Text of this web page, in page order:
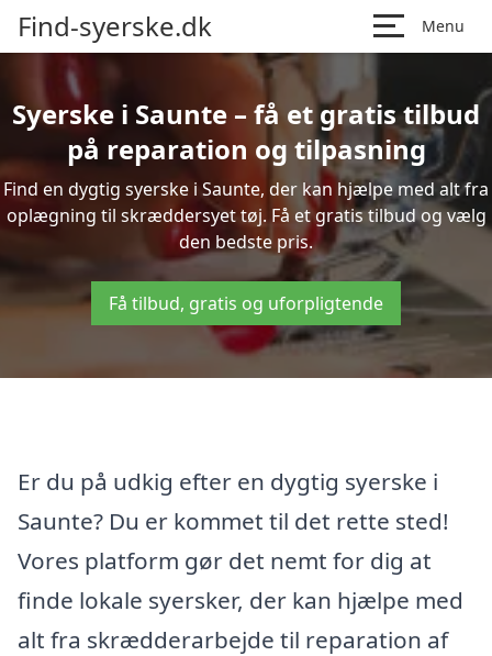
Find-syerske.dk Menu
Syerske i Saunte – få et gratis tilbud
på reparation og tilpasning
Find en dygtig syerske i Saunte, der kan hjælpe med alt fra
oplægning til skræddersyet tøj. Få et gratis tilbud og vælg
den bedste pris.
Få tilbud, gratis og uforpligtende
Er du på udkig efter en dygtig syerske i
Saunte? Du er kommet til det rette sted!
Vores platform gør det nemt for dig at
finde lokale syersker, der kan hjælpe med
alt fra skrædderarbejde til reparation af